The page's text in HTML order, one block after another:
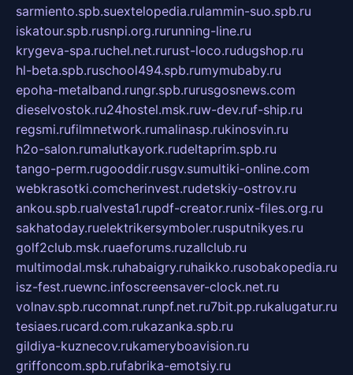
sarmiento.spb.suextelopedia.rulammin-suo.spb.ru
iskatour.spb.rusnpi.org.rurunning-line.ru
krygeva-spa.ruchel.net.rurust-loco.rudugshop.ru
hl-beta.spb.ruschool494.spb.rumymubaby.ru
epoha-metalband.rungr.spb.rurusgosnews.com
dieselvostok.ru24hostel.msk.ruw-dev.ruf-ship.ru
regsmi.rufilmnetwork.rumalinasp.rukinosvin.ru
h2o-salon.rumalutkayork.rudeltaprim.spb.ru
tango-perm.rugooddir.rusgv.sumultiki-online.com
webkrasotki.comcherinvest.rudetskiy-ostrov.ru
ankou.spb.rualvesta1.rupdf-creator.runix-files.org.ru
sakhatoday.ruelektrikersymboler.rusputnikyes.ru
golf2club.msk.ruaeforums.ruzallclub.ru
multimodal.msk.ruhabaigry.ruhaikko.rusobakopedia.ru
isz-fest.ruewnc.infoscreensaver-clock.net.ru
volnav.spb.rucomnat.runpf.net.ru7bit.pp.rukalugatur.ru
tesiaes.rucard.com.rukazanka.spb.ru
gildiya-kuznecov.rukameryboavision.ru
griffoncom.spb.rufabrika-emotsiy.ru